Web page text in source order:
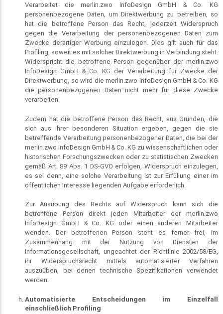
Verarbeitet die merlin.zwo InfoDesign GmbH & Co. KG
personenbezogene Daten, um Direktwerbung zu betreiben, so
hat die betroffene Person das Recht, jederzeit Widerspruch
gegen die Verarbeitung der personenbezogenen Daten zum
Zwecke derartiger Werbung einzulegen. Dies gilt auch für das
Profiling, soweit es mit solcher Direktwerbung in Verbindung steht.
Widerspricht die betroffene Person gegenüber der merlin.zwo
InfoDesign GmbH & Co. KG der Verarbeitung für Zwecke der
Direktwerbung, so wird die merlin.zwo InfoDesign GmbH & Co. KG
die personenbezogenen Daten nicht mehr für diese Zwecke
verarbeiten.
Zudem hat die betroffene Person das Recht, aus Gründen, die
sich aus ihrer besonderen Situation ergeben, gegen die sie
betreffende Verarbeitung personenbezogener Daten, die bei der
merlin.zwo InfoDesign GmbH & Co. KG zu wissenschaftlichen oder
historischen Forschungszwecken oder zu statistischen Zwecken
gemäß Art. 89 Abs. 1 DS-GVO erfolgen, Widerspruch einzulegen,
es sei denn, eine solche Verarbeitung ist zur Erfüllung einer im
öffentlichen Interesse liegenden Aufgabe erforderlich.
Zur Ausübung des Rechts auf Widerspruch kann sich die
betroffene Person direkt jeden Mitarbeiter der merlin.zwo
InfoDesign GmbH & Co. KG oder einen anderen Mitarbeiter
wenden. Der betroffenen Person steht es ferner frei, im
Zusammenhang mit der Nutzung von Diensten der
Informationsgesellschaft, ungeachtet der Richtlinie 2002/58/EG,
ihr Widerspruchsrecht mittels automatisierter Verfahren
auszuüben, bei denen technische Spezifikationen verwendet
werden.
Automatisierte Entscheidungen im Einzelfall
einschließlich Profiling